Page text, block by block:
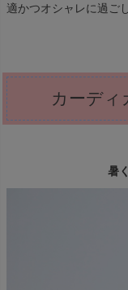
適かつオシャレに過ご
カーディ
暑